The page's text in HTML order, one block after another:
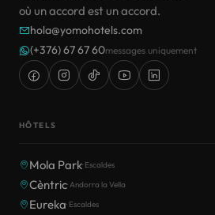
où un accord est un accord.
hola@yomohotels.com
(+376) 67 67 60messages uniquement
HÔTELS
Mola Park· Escaldes
Cèntric· Andorra la Vella
Eureka· Escaldes